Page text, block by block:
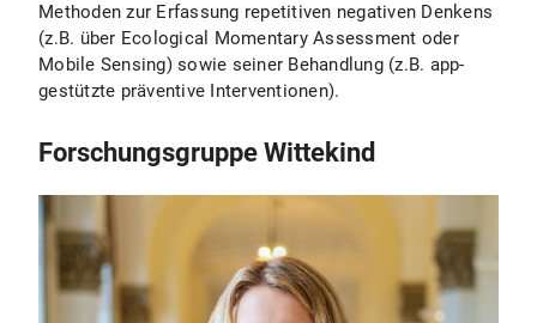
Methoden zur Erfassung repetitiven negativen Denkens
(z.B. über Ecological Momentary Assessment oder
Mobile Sensing) sowie seiner Behandlung (z.B. app-
gestützte präventive Interventionen).
Forschungsgruppe Wittekind